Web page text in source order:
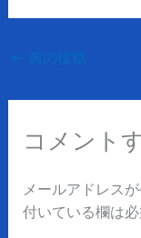
← 前の投稿
コメント
メールアドレス
付いている欄は